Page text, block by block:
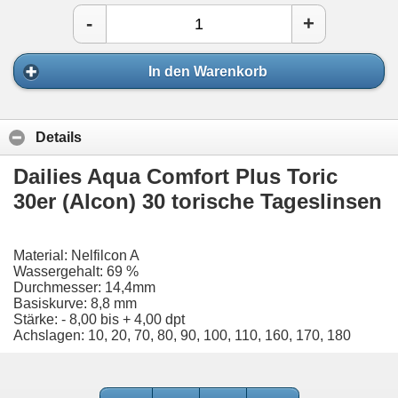
- +
In den Warenkorb
Details
Dailies Aqua Comfort Plus Toric
30er (Alcon) 30 torische Tageslinsen
Material: Nelfilcon A
Wassergehalt: 69 %
Durchmesser: 14,4mm
Basiskurve: 8,8 mm
Stärke: - 8,00 bis + 4,00 dpt
Achslagen: 10, 20, 70, 80, 90, 100, 110, 160, 170, 180